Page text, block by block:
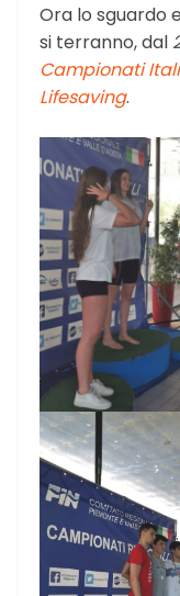
Ora lo sguardo
si terranno, dal
Campionati
Lifesaving.